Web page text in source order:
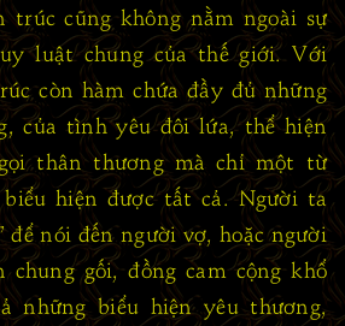
trúc cũng không nằm ngoài sự
luật chung của thế giới. Với
còn hàm chứa đầy đủ những
của tình yêu đôi lứa, thể hiện
thân thương mà chỉ một từ
hiện được tất cả. Người ta
để nói đến người vợ, hoặc người
chung gối, đồng cam cộng khổ
những biểu hiện yêu thương,